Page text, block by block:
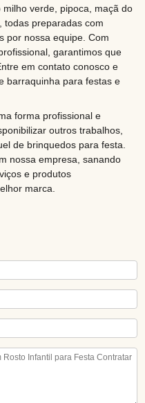
verde, pipoca, maçã do
todas preparadas com
por nossa equipe. Com
garantimos que
em contato conosco e
barraquinha para festas e
forma profissional e
outros trabalhos,
de brinquedos para festa.
nossa empresa, sanando
e produtos
marca.